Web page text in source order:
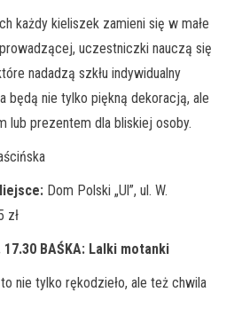
każdy kieliszek zamieni się w małe
uczestniczki nauczą się
nadadzą szkłu indywidualny
będą nie tylko piękną dekoracją, ale
lub prezentem dla bliskiej osoby.
Dom Polski „Ul”, ul. W.
zł
BAŚKA: Lalki motanki
nie tylko rękodzieło, ale też chwila